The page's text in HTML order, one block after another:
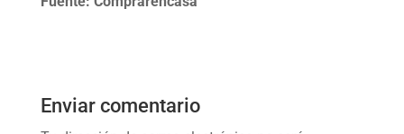
Enviar comentario